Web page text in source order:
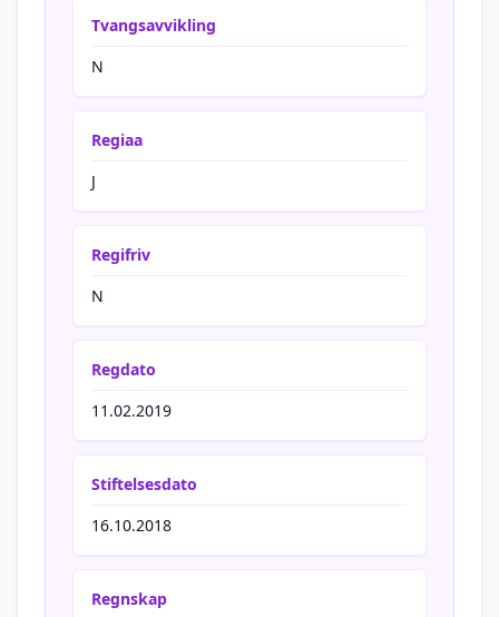
Tvangsavvikling
N
Regiaa
J
Regifriv
N
Regdato
11.02.2019
Stiftelsesdato
16.10.2018
Regnskap